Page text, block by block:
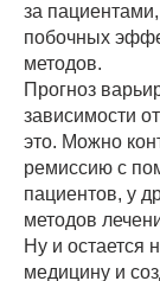
за
побочных
методов.
Прогноз
зависимости
это. Можно
ремиссию с
пациентов, у
методов
Ну и остается
медицину и